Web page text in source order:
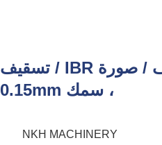
لوح تشكيل لوح السقف للوحة شبه منحرف / صورة IBR / تسقيف
، سمك 0.15mm
NKH MACHINERY